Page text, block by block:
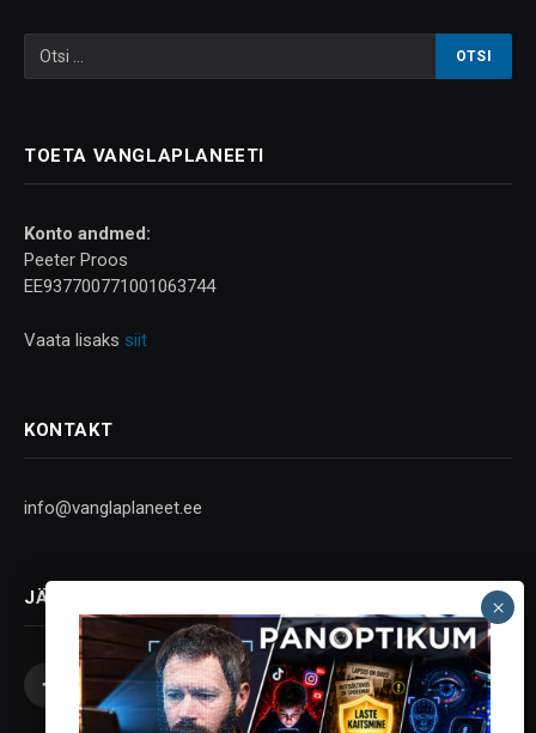
TOETA VANGLAPLANEETI
Konto andmed:
Peeter Proos
EE937700771001063744
Vaata lisaks siit
KONTAKT
info@vanglaplaneet.ee
JÄLGI SOTSIAALMEEDIAS
Facebook
X
(Twitter)
InstagramYouTubeTelegram